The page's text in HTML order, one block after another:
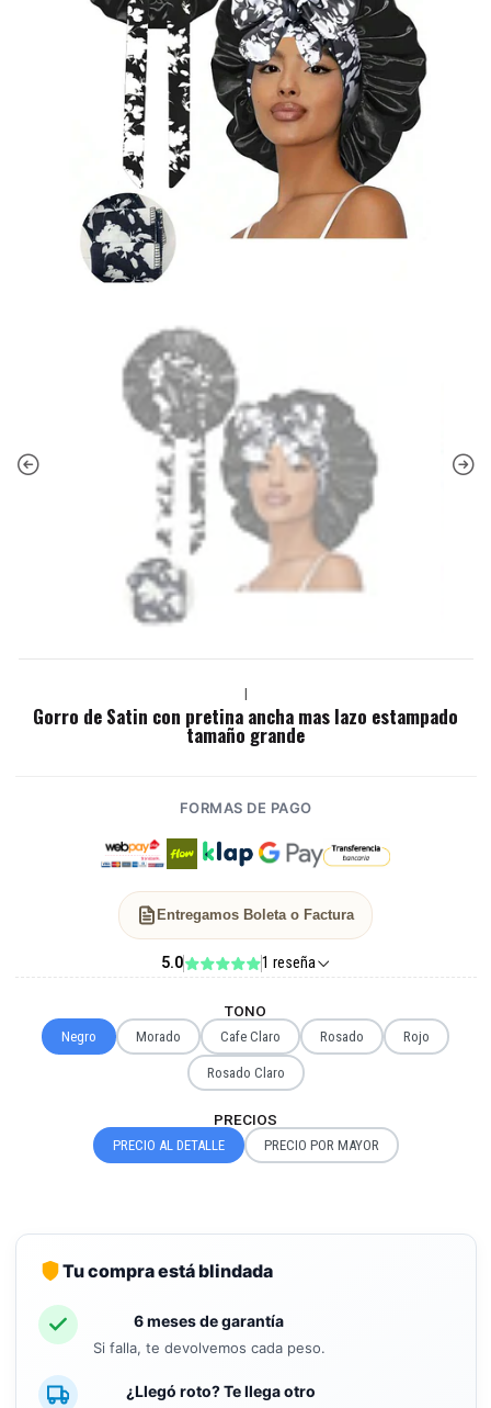
|
Gorro de Satin con pretina ancha mas lazo estampado
tamaño grande
FORMAS DE PAGO
Entregamos Boleta o Factura
5.0 1 reseña
TONO
Negro Morado Cafe Claro Rosado Rojo
Rosado Claro
PRECIOS
PRECIO AL DETALLE PRECIO POR MAYOR
Tu compra está blindada
6 meses de garantía
Si falla, te devolvemos cada peso.
¿Llegó roto? Te llega otro